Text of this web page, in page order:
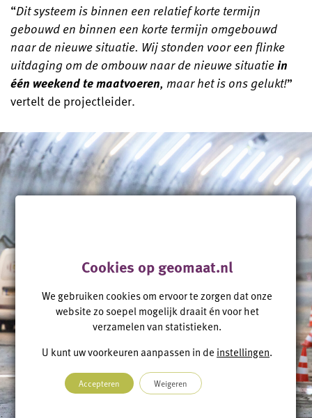
“Dit systeem is binnen een relatief korte termijn
gebouwd en binnen een korte termijn omgebouwd
naar de nieuwe situatie. Wij stonden voor een flinke
uitdaging om de ombouw naar de nieuwe situatiein
één weekend te maatvoeren, maar het is ons gelukt!”
vertelt de projectleider.
Cookies op geomaat.nl
We gebruiken cookies om ervoor te zorgen dat onze
website zo soepel mogelijk draait én voor het
verzamelen van statistieken.
U kunt uw voorkeuren aanpassen in de instellingen.
Accepteren Weigeren